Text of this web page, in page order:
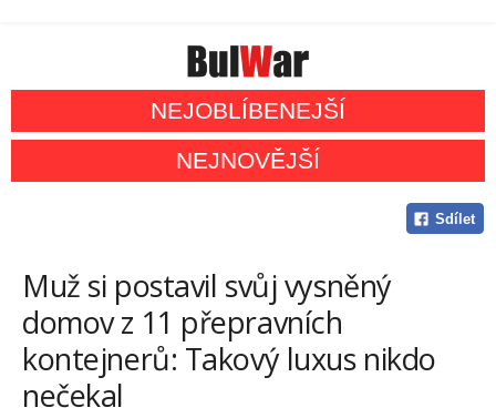
NEJOBLÍBENEJŠÍ
NEJNOVĚJŠÍ
Sdílet
Muž si postavil svůj vysněný
domov z 11 přepravních
kontejnerů: Takový luxus nikdo
nečekal